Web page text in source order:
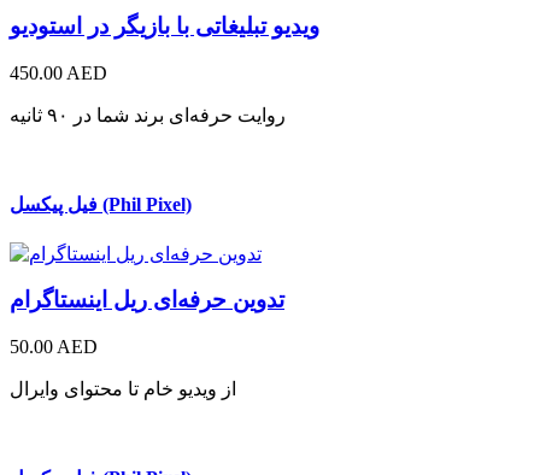
ویدیو تبلیغاتی با بازیگر در استودیو
450.00 AED
روایت حرفه‌ای برند شما در ۹۰ ثانیه
فیل پیکسل (Phil Pixel)
تدوین حرفه‌ای ریل اینستاگرام
50.00 AED
از ویدیو خام تا محتوای وایرال